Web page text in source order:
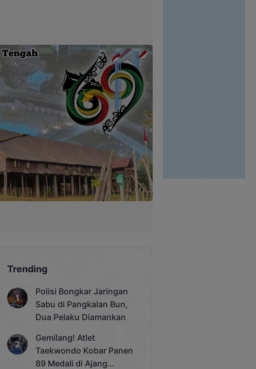
Trending
Polisi Bongkar Jaringan
Sabu di Pangkalan Bun,
Dua Pelaku Diamankan
Gemilang! Atlet
Taekwondo Kobar Panen
89 Medali di Ajang